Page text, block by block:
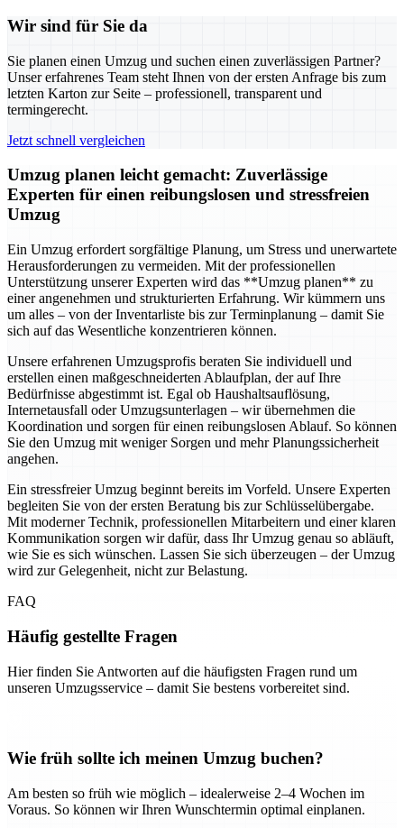
Wir sind für Sie da
Sie planen einen Umzug und suchen einen zuverlässigen Partner?
Unser erfahrenes Team steht Ihnen von der ersten Anfrage bis zum
letzten Karton zur Seite – professionell, transparent und
termingerecht.
Jetzt schnell vergleichen
Umzug planen leicht gemacht: Zuverlässige
Experten für einen reibungslosen und stressfreien
Umzug
Ein Umzug erfordert sorgfältige Planung, um Stress und unerwartete
Herausforderungen zu vermeiden. Mit der professionellen
Unterstützung unserer Experten wird das **Umzug planen** zu
einer angenehmen und strukturierten Erfahrung. Wir kümmern uns
um alles – von der Inventarliste bis zur Terminplanung – damit Sie
sich auf das Wesentliche konzentrieren können.
Unsere erfahrenen Umzugsprofis beraten Sie individuell und
erstellen einen maßgeschneiderten Ablaufplan, der auf Ihre
Bedürfnisse abgestimmt ist. Egal ob Haushaltsauflösung,
Internetausfall oder Umzugsunterlagen – wir übernehmen die
Koordination und sorgen für einen reibungslosen Ablauf. So können
Sie den Umzug mit weniger Sorgen und mehr Planungssicherheit
angehen.
Ein stressfreier Umzug beginnt bereits im Vorfeld. Unsere Experten
begleiten Sie von der ersten Beratung bis zur Schlüsselübergabe.
Mit moderner Technik, professionellen Mitarbeitern und einer klaren
Kommunikation sorgen wir dafür, dass Ihr Umzug genau so abläuft,
wie Sie es sich wünschen. Lassen Sie sich überzeugen – der Umzug
wird zur Gelegenheit, nicht zur Belastung.
FAQ
Häufig gestellte Fragen
Hier finden Sie Antworten auf die häufigsten Fragen rund um
unseren Umzugsservice – damit Sie bestens vorbereitet sind.
Wie früh sollte ich meinen Umzug buchen?
Am besten so früh wie möglich – idealerweise 2–4 Wochen im
Voraus. So können wir Ihren Wunschtermin optimal einplanen.